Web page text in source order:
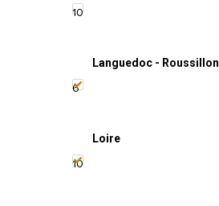
10
Languedoc - Roussillon
6
Loire
10